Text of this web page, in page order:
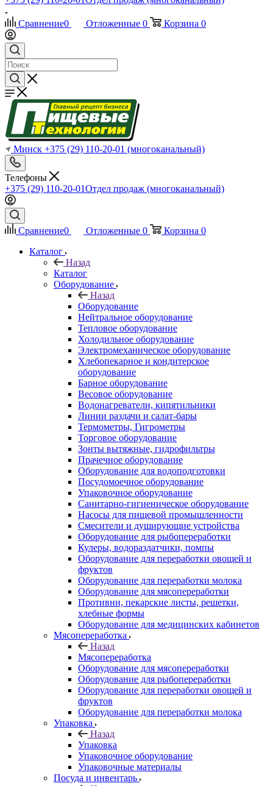
Сравнение0 Отложенные 0 Корзина 0
Минск +375 (29) 110-20-01 (многоканальный)
Телефоны
+375 (29) 110-20-01Отдел продаж (многоканальный)
Сравнение0 Отложенные 0 Корзина 0
Каталог
Назад
Каталог
Оборудование
Назад
Оборудование
Нейтральное оборудование
Тепловое оборудование
Холодильное оборудование
Электромеханическое оборудование
Хлебопекарное и кондитерское
оборудование
Барное оборудование
Весовое оборудование
Водонагреватели, кипятильники
Линии раздачи и салат-бары
Термометры, Гигрометры
Торговое оборудование
Зонты вытяжные, гидрофильтры
Прачечное оборудование
Оборудование для водоподготовки
Посудомоечное оборудование
Упаковочное оборудование
Санитарно-гигиеническое оборудование
Насосы для пищевой промышленности
Смесители и душирующие устройства
Оборудование для рыбопереработки
Кулеры, водораздатчики, помпы
Оборудование для переработки овощей и
фруктов
Оборудование для переработки молока
Оборудование для мясопереработки
Противни, пекарские листы, решетки,
хлебные формы
Оборудование для медицинских кабинетов
Мясопереработка
Назад
Мясопереработка
Оборудование для мясопереработки
Оборудование для рыбопереработки
Оборудование для переработки овощей и
фруктов
Оборудование для переработки молока
Упаковка
Назад
Упаковка
Упаковочное оборудование
Упаковочные материалы
Посуда и инвентарь